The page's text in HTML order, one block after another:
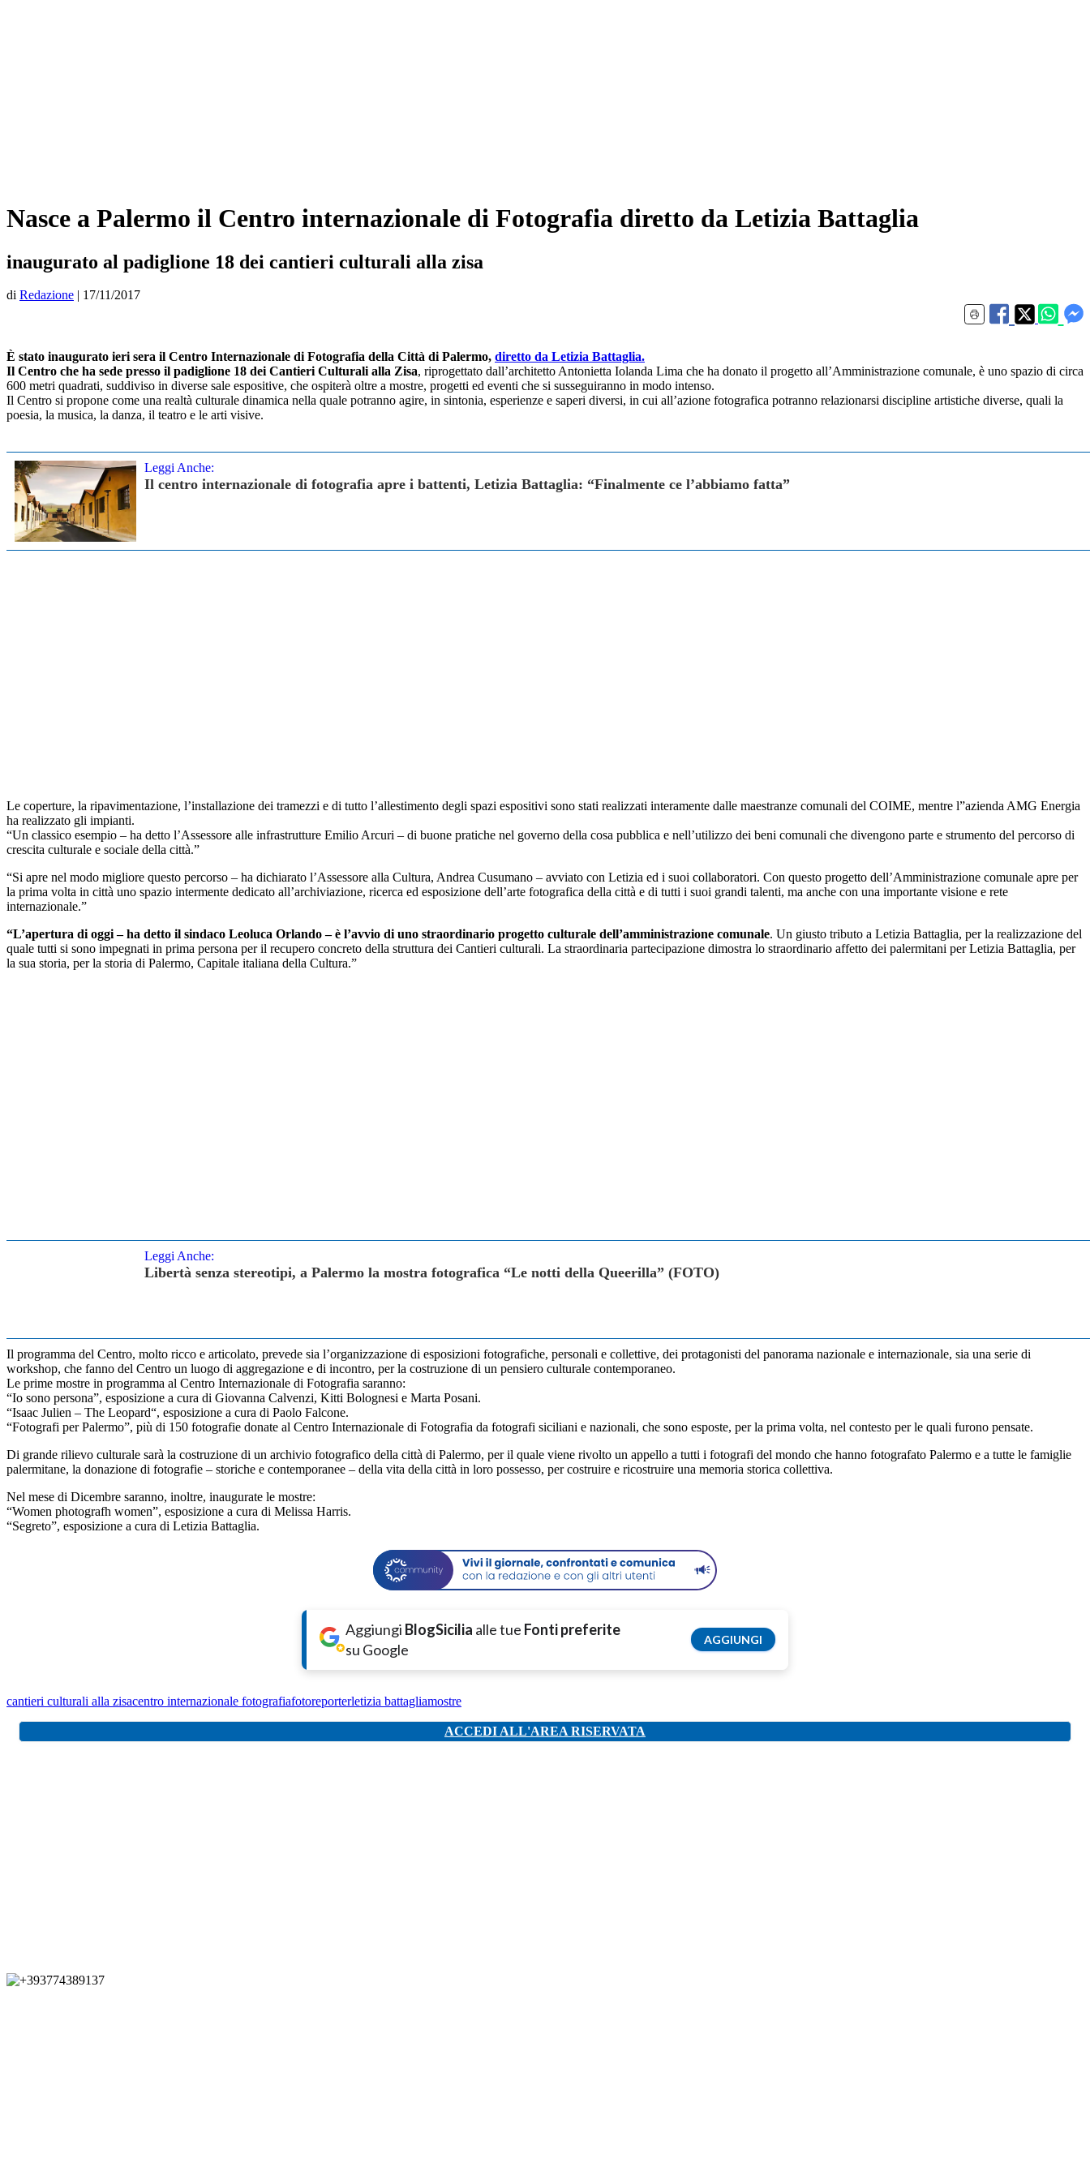
Nasce a Palermo il Centro internazionale di Fotografia diretto da Letizia Battaglia
inaugurato al padiglione 18 dei cantieri culturali alla zisa
di Redazione | 17/11/2017
È stato inaugurato ieri sera il Centro Internazionale di Fotografia della Città di Palermo, diretto da Letizia Battaglia.
Il Centro che ha sede presso il padiglione 18 dei Cantieri Culturali alla Zisa, riprogettato dall’architetto Antonietta Iolanda Lima che ha donato il progetto all’Amministrazione comunale, è uno spazio di circa
600 metri quadrati, suddiviso in diverse sale espositive, che ospiterà oltre a mostre, progetti ed eventi che si susseguiranno in modo intenso.
Il Centro si propone come una realtà culturale dinamica nella quale potranno agire, in sintonia, esperienze e saperi diversi, in cui all’azione fotografica potranno relazionarsi discipline artistiche diverse, quali la
poesia, la musica, la danza, il teatro e le arti visive.
Leggi Anche:
Il centro internazionale di fotografia apre i battenti, Letizia Battaglia: “Finalmente ce l’abbiamo fatta”
Le coperture, la ripavimentazione, l’installazione dei tramezzi e di tutto l’allestimento degli spazi espositivi sono stati realizzati interamente dalle maestranze comunali del COIME, mentre l”azienda AMG Energia
ha realizzato gli impianti.
“Un classico esempio – ha detto l’Assessore alle infrastrutture Emilio Arcuri – di buone pratiche nel governo della cosa pubblica e nell’utilizzo dei beni comunali che divengono parte e strumento del percorso di
crescita culturale e sociale della città.”
“Si apre nel modo migliore questo percorso – ha dichiarato l’Assessore alla Cultura, Andrea Cusumano – avviato con Letizia ed i suoi collaboratori. Con questo progetto dell’Amministrazione comunale apre per
la prima volta in città uno spazio intermente dedicato all’archiviazione, ricerca ed esposizione dell’arte fotografica della città e di tutti i suoi grandi talenti, ma anche con una importante visione e rete
internazionale.”
“L’apertura di oggi – ha detto il sindaco Leoluca Orlando – è l’avvio di uno straordinario progetto culturale dell’amministrazione comunale. Un giusto tributo a Letizia Battaglia, per la realizzazione del
quale tutti si sono impegnati in prima persona per il recupero concreto della struttura dei Cantieri culturali. La straordinaria partecipazione dimostra lo straordinario affetto dei palermitani per Letizia Battaglia, per
la sua storia, per la storia di Palermo, Capitale italiana della Cultura.”
Leggi Anche:
Libertà senza stereotipi, a Palermo la mostra fotografica “Le notti della Queerilla” (FOTO)
Il programma del Centro, molto ricco e articolato, prevede sia l’organizzazione di esposizioni fotografiche, personali e collettive, dei protagonisti del panorama nazionale e internazionale, sia una serie di
workshop, che fanno del Centro un luogo di aggregazione e di incontro, per la costruzione di un pensiero culturale contemporaneo.
Le prime mostre in programma al Centro Internazionale di Fotografia saranno:
“Io sono persona”, esposizione a cura di Giovanna Calvenzi, Kitti Bolognesi e Marta Posani.
“Isaac Julien – The Leopard“, esposizione a cura di Paolo Falcone.
“Fotografi per Palermo”, più di 150 fotografie donate al Centro Internazionale di Fotografia da fotografi siciliani e nazionali, che sono esposte, per la prima volta, nel contesto per le quali furono pensate.
Di grande rilievo culturale sarà la costruzione di un archivio fotografico della città di Palermo, per il quale viene rivolto un appello a tutti i fotografi del mondo che hanno fotografato Palermo e a tutte le famiglie
palermitane, la donazione di fotografie – storiche e contemporanee – della vita della città in loro possesso, per costruire e ricostruire una memoria storica collettiva.
Nel mese di Dicembre saranno, inoltre, inaugurate le mostre:
“Women photografh women”, esposizione a cura di Melissa Harris.
“Segreto”, esposizione a cura di Letizia Battaglia.
Aggiungi BlogSicilia alle tue Fonti preferite
su Google
AGGIUNGI
cantieri culturali alla zisacentro internazionale fotografiafotoreporterletizia battagliamostre
ACCEDI ALL'AREA RISERVATA